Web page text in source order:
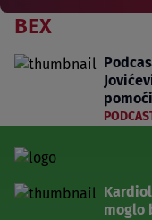
BEX
pomoći
moglo